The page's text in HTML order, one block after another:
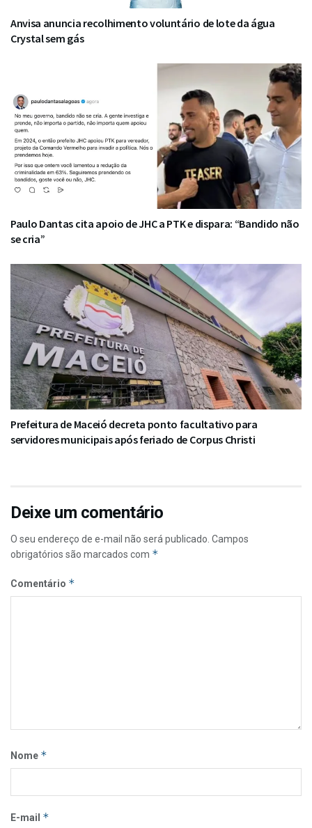
Anvisa anuncia recolhimento voluntário de lote da água
Crystal sem gás
Paulo Dantas cita apoio de JHC a PTK e dispara: “Bandido não
se cria”
Prefeitura de Maceió decreta ponto facultativo para
servidores municipais após feriado de Corpus Christi
Deixe um comentário
O seu endereço de e-mail não será publicado. Campos
obrigatórios são marcados com *
Comentário *
Nome *
E-mail *